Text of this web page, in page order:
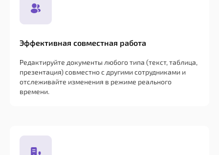
Эффективная совместная работа
Редактируйте документы любого типа (текст, таблица,
презентация) совместно с другими сотрудниками и
отслеживайте изменения в режиме реального
времени.